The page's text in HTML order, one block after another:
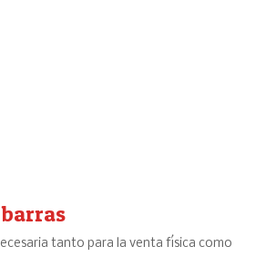
tanto para la venta física como